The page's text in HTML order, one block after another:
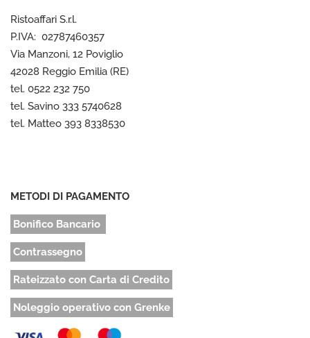
Ristoaffari S.r.l.
P.IVA: 02787460357
Via Manzoni, 12 Poviglio
42028 Reggio Emilia (RE)
tel. 0522 232 750
tel. Savino 333 5740628
tel. Matteo 393 8338530
METODI DI PAGAMENTO
Bonifico Bancario
Contrassegno
Rateizzato con Carta di Credito
Noleggio operativo con Grenke